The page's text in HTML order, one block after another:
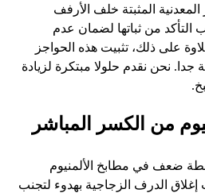
المثبتة خلف الأرفف
التأكد من ثباتها لضمان عدم
على ذلك، تثبيت هذه الحواجز
نحن نقدم حلولا مبتكرة لزيادة
من الكسر المباشر
ضعف في مطابخ الألمنيوم
إغلاق الدرف الزجاجية بهدوء لتجنب